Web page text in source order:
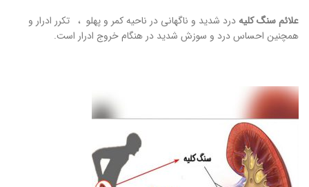
علائم سنگ کلیه درد شدید و ناگهانی در ناحیه کمر و پهلو ، تکرر ادرار و
همچنین احساس درد و سوزش شدید در هنگام خروج ادرار است.